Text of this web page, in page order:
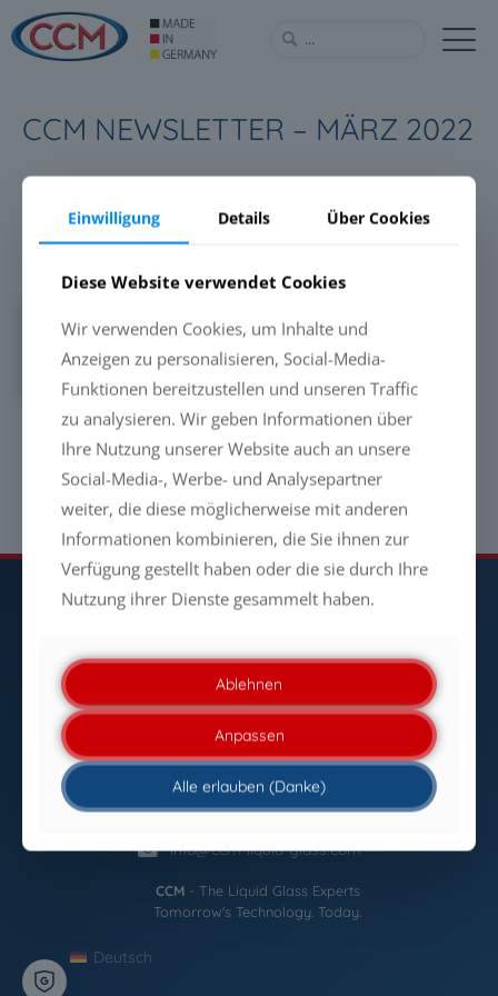
CCM NEWSLETTER – MÄRZ 2022
Download
395
Version
Teilen
Startseite
Datenschutzerklärung
Sitemap
Kontakt
info@ccm-liquid-glass.com
Newsletter
CCM- The Liquid Glass Experts
Tomorrow's Technology. Today.
Deutsch
Einwilligung Details Über Cookies
Diese Website verwendet Cookies
Wir verwenden Cookies, um Inhalte und
Anzeigen zu personalisieren, Social-Media-
Funktionen bereitzustellen und unseren Traffic
zu analysieren. Wir geben Informationen über
Ihre Nutzung unserer Website auch an unsere
Social-Media-, Werbe- und Analysepartner
weiter, die diese möglicherweise mit anderen
Informationen kombinieren, die Sie ihnen zur
Verfügung gestellt haben oder die sie durch Ihre
Nutzung ihrer Dienste gesammelt haben.
Ablehnen
Anpassen
Alle erlauben (Danke)